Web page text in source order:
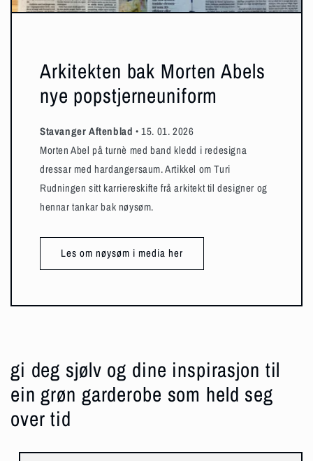
Arkitekten bak Morten Abels
nye popstjerneuniform
Stavanger Aftenblad • 15. 01. 2026
Morten Abel på turnè med band kledd i redesigna
dressar med hardangersaum. Artikkel om Turi
Rudningen sitt karriereskifte frå arkitekt til designer og
hennar tankar bak nøysøm.
Les om nøysøm i media her
gi deg sjølv og dine inspirasjon til
ein grøn garderobe som held seg
over tid